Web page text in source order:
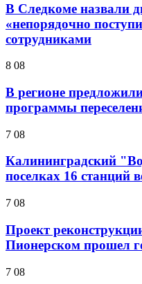
В Следкоме назвали
«непорядочно
сотрудниками
8 08
В регионе
программы
7 08
Калининградский
поселках 16 станций
7 08
Проект
Пионерском прошел
7 08